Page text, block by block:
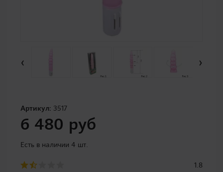
‹ ›
Артикул: 3517
6 480 руб
Есть в наличии 4 шт.
1.8